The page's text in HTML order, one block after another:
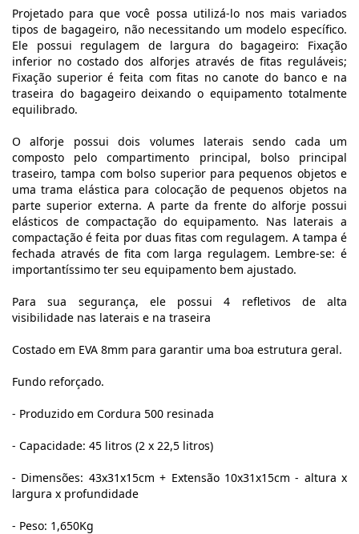
Projetado para que você possa utilizá-lo nos mais variados
tipos de bagageiro, não necessitando um modelo específico.
Ele possui regulagem de largura do bagageiro: Fixação
inferior no costado dos alforjes através de fitas reguláveis;
Fixação superioré feita com fitas no canote do banco e na
traseira do bagageiro deixando o equipamento totalmente
equilibrado.
O alforje possui dois volumes laterais sendo cada um
composto pelo compartimento principal, bolso principal
traseiro, tampa com bolso superior para pequenos objetos e
uma trama elástica para colocação de pequenos objetos na
parte superior externa. A parte da frente do alforje possui
elásticos de compactação do equipamento. Nas laterais a
compactação é feita por duas fitas com regulagem. A tampa é
fechada através de fita com larga regulagem. Lembre-se: é
importantíssimo ter seu equipamento bem ajustado.
Para sua segurança, ele possui 4 refletivos de alta
visibilidade nas laterais e na traseira
Costado em EVA 8mm para garantir uma boa estrutura geral.
Fundo reforçado.
- Produzido em Cordura 500 resinada
- Capacidade: 45 litros (2 x 22,5 litros)
- Dimensões: 43x31x15cm + Extensão 10x31x15cm - altura x
largura x profundidade
- Peso: 1,650Kg